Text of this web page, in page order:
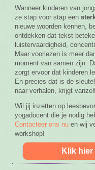
Wanneer kinderen van
ze stap voor stap een
nieuwe woorden kennen,
ontdekken dat tekst
luistervaardigheid,
Maar voorlezen is meer
moment van samen zijn.
zorgt ervoor dat kinderen
En precies dat is de
naar verhalen, krijgt
Wil jij inzetten op
yogadocent die je nodig
Contacteer ons nu en wij
workshop!
Klik